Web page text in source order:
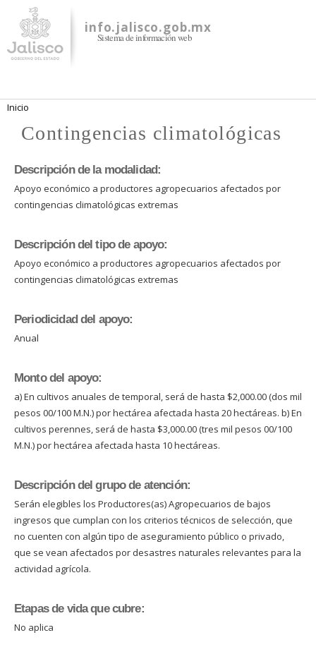
contenido
principal
info.jalisco.gob.mx
Sistema de información web
Se encuentra usted aquí
Inicio
Contingencias climatológicas
Descripción de la modalidad:
Apoyo económico a productores agropecuarios afectados por
contingencias climatológicas extremas
Descripción del tipo de apoyo:
Apoyo económico a productores agropecuarios afectados por
contingencias climatológicas extremas
Periodicidad del apoyo:
Anual
Monto del apoyo:
a) En cultivos anuales de temporal, será de hasta $2,000.00 (dos mil
pesos 00/100 M.N.) por hectárea afectada hasta 20 hectáreas. b) En
cultivos perennes, será de hasta $3,000.00 (tres mil pesos 00/100
M.N.) por hectárea afectada hasta 10 hectáreas.
Descripción del grupo de atención:
Serán elegibles los Productores(as) Agropecuarios de bajos
ingresos que cumplan con los criterios técnicos de selección, que
no cuenten con algún tipo de aseguramiento público o privado,
que se vean afectados por desastres naturales relevantes para la
actividad agrícola.
Etapas de vida que cubre:
No aplica